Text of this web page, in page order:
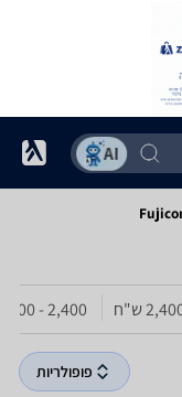
2,400 - 3,000‏ ש"ח
פופולריות